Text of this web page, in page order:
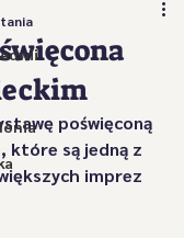
poświęconą
które są jedną z
imprez